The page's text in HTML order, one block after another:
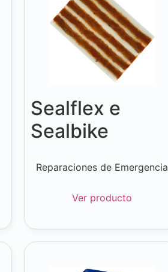
Sealflex e
Sealbike
Reparaciones de Emergencia
Ver producto